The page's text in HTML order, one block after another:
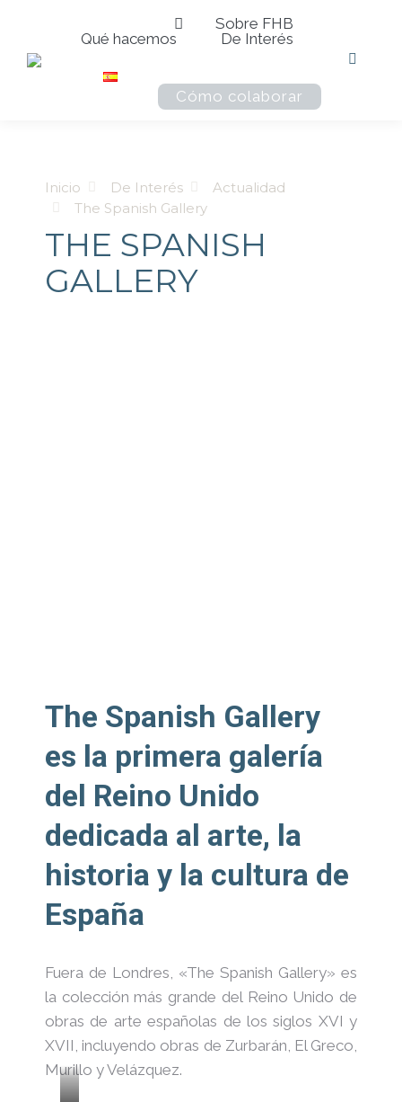
Sobre FHB
Qué hacemos
De Interés
Cómo colaborar
Buscar:
THE SPANISH
GALLERY
Estás aquí:
Inicio De Interés
Actualidad
The Spanish Gallery
The Spanish Gallery
es la primera galería
del Reino Unido
dedicada al arte, la
historia y la cultura de
España
Fuera de Londres, «The Spanish Gallery» es
la colección más grande del Reino Unido de
obras de arte españolas de los siglos XVI y
XVII, incluyendo obras de Zurbarán, El Greco,
Murillo y Velázquez.